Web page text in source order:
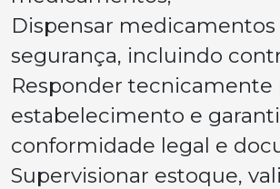
Dispensar
segurança, incluindo
Responder tecnicamente
estabelecimento e
conformidade legal e
Supervisionar estoque,